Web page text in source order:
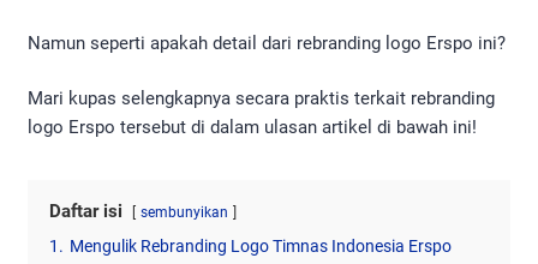
Namun seperti apakah detail dari rebranding logo Erspo ini?
Mari kupas selengkapnya secara praktis terkait rebranding
logo Erspo tersebut di dalam ulasan artikel di bawah ini!
Daftar isi sembunyikan
1. Mengulik Rebranding Logo Timnas Indonesia Erspo